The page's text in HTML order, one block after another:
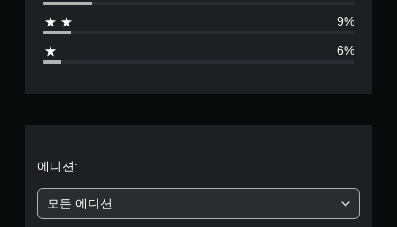
으
개
9%
6%
에디션:
모든 에디션